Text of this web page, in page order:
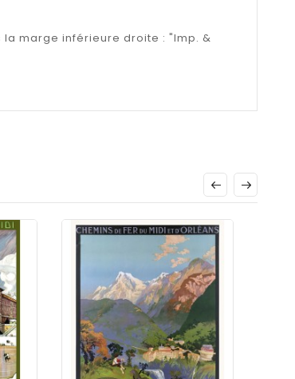
la marge inférieure droite : "Imp. &